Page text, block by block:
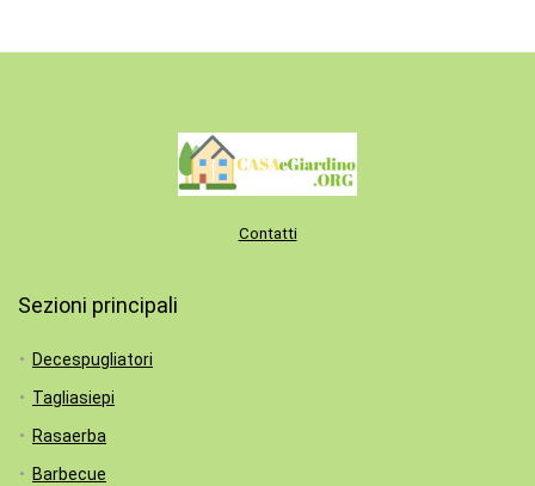
Contatti
Sezioni principali
Decespugliatori
Tagliasiepi
Rasaerba
Barbecue